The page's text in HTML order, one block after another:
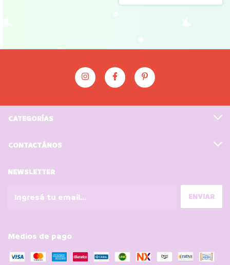
CATEGORÍAS
CONTACTÁNOS
NEWSLETTER
Medios de pago